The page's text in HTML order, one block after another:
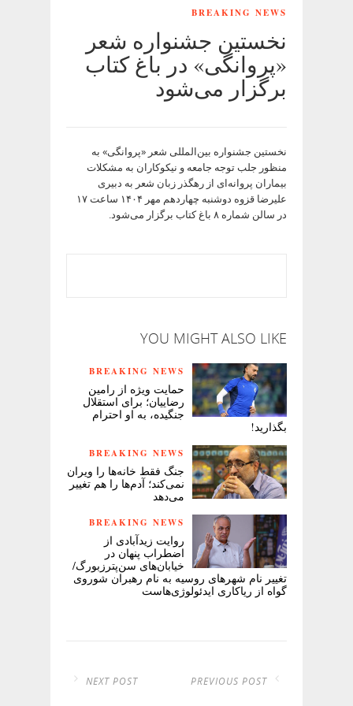
BREAKING NEWS
نخستین جشنواره شعر
«پروانگی» در باغ کتاب
برگزار می‌شود
نخستین جشنواره بین‌المللی شعر «پروانگی» به
منظور جلب توجه جامعه و نیکوکاران به مشکلات
بیماران پروانه‌ای از رهگذر زبان شعر به دبیری
علیرضا قزوه دوشنبه چهاردهم مهر ۱۴۰۴ ساعت ۱۷
در سالن شماره ۸ باغ کتاب برگزار می‌شود.
YOU MIGHT ALSO LIKE
BREAKING NEWS
حمایت ویژه از رامین
رضاییان؛ برای استقلال
جنگیده، به او احترام
بگذارید!
BREAKING NEWS
جنگ فقط خانه‌ها را ویران
نمی‌کند؛ آدم‌ها را هم تغییر
می‌دهد
BREAKING NEWS
روایت زیدآبادی از
اضطراب پنهان در
خیابان‌های سن‌پترزبورگ/
تغییر نام شهرهای روسیه به نام رهبران شوروی
گواه از ریاکاری ایدئولوژی‌هاست
PREVIOUS POST
NEXT POST